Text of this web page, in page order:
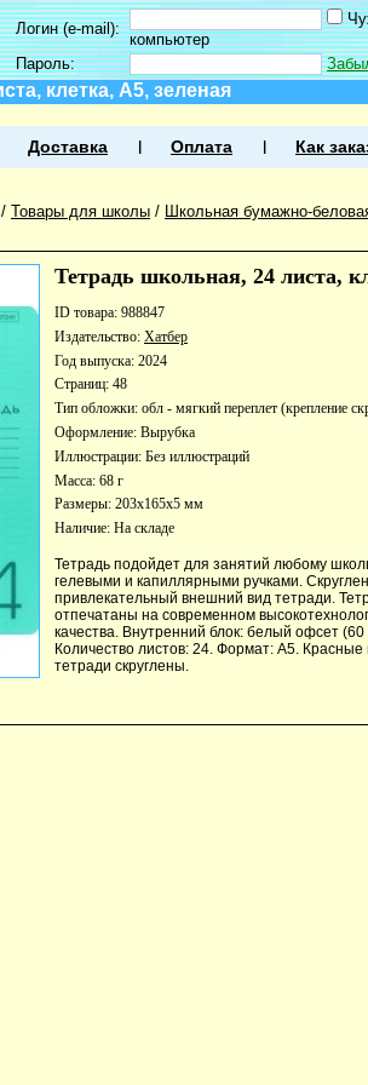
Логин (e-mail):
компьютер
Пароль:
клетка, А5, зеленая
Доставка Оплата Как
/ Товары для школы / Школьная бумажно-
Тетрадь школьная, 24 листа,
ID товара: 988847
Издательство: Хатбер
Год выпуска: 2024
Страниц: 48
Тип обложки: обл - мягкий переплет (крепление
Оформление: Вырубка
Иллюстрации: Без иллюстраций
Масса: 68 г
Размеры: 203x165x5 мм
Наличие: На складе
Тетрадь подойдет для занятий любому
гелевыми и капиллярными ручками.
привлекательный внешний вид тетради.
отпечатаны на современном
качества. Внутренний блок: белый офсет
Количество листов: 24. Формат: А5.
тетради скруглены.